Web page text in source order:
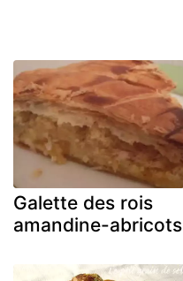
Galette des rois
amandine-abricots